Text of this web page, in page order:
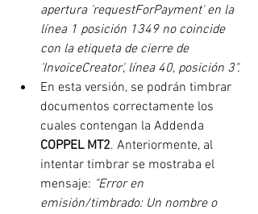
apertura 'requestForPayment' en la
línea 1 posición 1349 no coincide
con la etiqueta de cierre de
'InvoiceCreator', línea 40, posición 3".
En esta versión, se podrán timbrar
documentos correctamente los
cuales contengan la Addenda
COPPEL MT2. Anteriormente, al
intentar timbrar se mostraba el
mensaje: "Error en
emisión/timbrado: Un nombre o